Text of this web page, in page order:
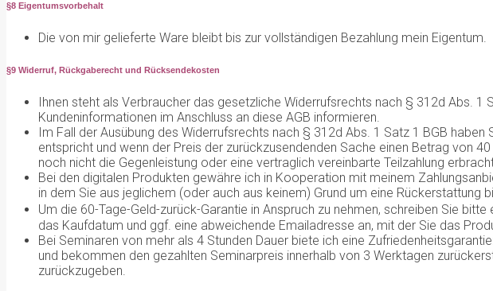
§8 Eigentumsvorbehalt
Die von mir gelieferte Ware bleibt bis zur vollständigen Bezahlung mein Eigentum.
§9 Widerruf, Rückgaberecht und Rücksendekosten
Ihnen steht als Verbraucher das gesetzliche Widerrufsrechts nach § 312d Abs.
Kundeninformationen im Anschluss an diese AGB informieren.
Im Fall der Ausübung des Widerrufsrechts nach § 312d Abs. 1 Satz 1 BGB
entspricht und wenn der Preis der zurückzusendenden Sache einen Betrag von
noch nicht die Gegenleistung oder eine vertraglich vereinbarte Teilzahlung
Bei den digitalen Produkten gewähre ich in Kooperation mit meinem
in dem Sie aus jeglichem (oder auch aus keinem) Grund um eine
Um die 60-Tage-Geld-zurück-Garantie in Anspruch zu nehmen, schreiben Sie
das Kaufdatum und ggf. eine abweichende Emailadresse an, mit der Sie das
Bei Seminaren von mehr als 4 Stunden Dauer biete ich eine
und bekommen den gezahlten Seminarpreis innerhalb von 3 Werktagen
zurückzugeben.